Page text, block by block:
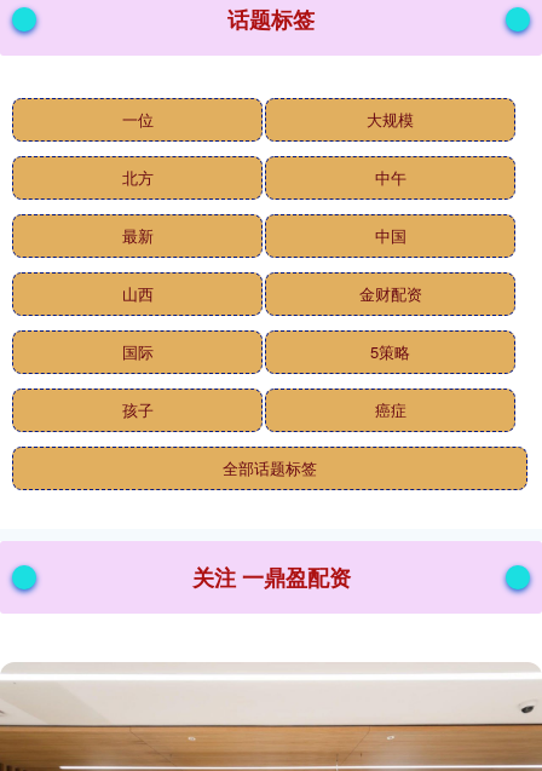
话题标签
一位 大规模
北方 中午
最新 中国
山西 金财配资
国际 5策略
孩子 癌症
全部话题标签
关注 一鼎盈配资